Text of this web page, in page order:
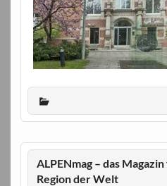
ALPENmag – das
Region der Welt